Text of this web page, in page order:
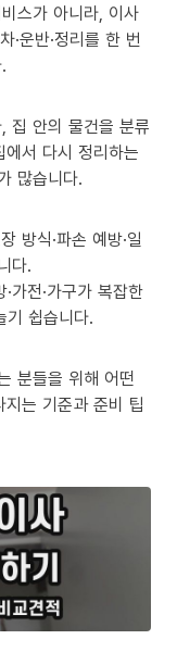
스가 아니라, 이사
·운반·정리를 한 번
집 안의 물건을 분류
서 다시 정리하는
많습니다.
방식·파손 예방·일
다.
가전·가구가 복잡한
기 쉽습니다.
분들을 위해 어떤
는 기준과 준비 팁